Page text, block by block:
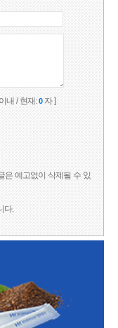
내 / 현재:0자 ]
은 예고없이 삭제될 수 있
다.